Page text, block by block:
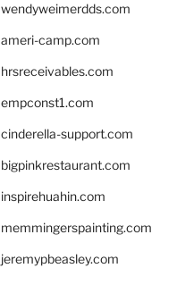
wendyweimerdds.com
ameri-camp.com
hrsreceivables.com
empconst1.com
cinderella-support.com
bigpinkrestaurant.com
inspirehuahin.com
memmingerspainting.com
jeremypbeasley.com